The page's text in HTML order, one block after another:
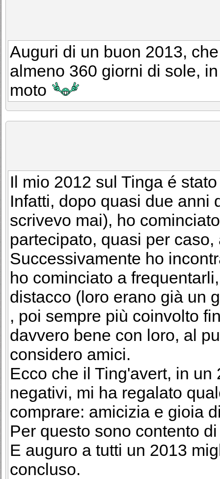
Auguri di un buon 2013,
almeno 360 giorni di sole,
moto
Il mio 2012 sul Tinga é
Infatti, dopo quasi due anni
scrivevo mai), ho
partecipato, quasi per
Successivamente ho
ho cominciato a
distacco (loro erano già un
, poi sempre più coinvolto
davvero bene con loro, al
considero amici.
Ecco che il Ting'avert, in
negativi, mi ha regalato
comprare: amicizia e gioia
Per questo sono contento
E auguro a tutti un 2013
concluso.